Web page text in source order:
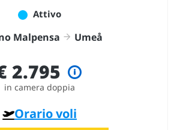
Attivo
Malpensa Umeå
2.795
in camera doppia
Orario voli